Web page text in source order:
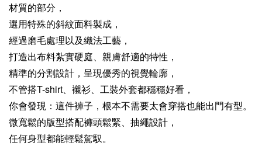
材質的部分，
選用特殊的斜紋面料製成，
經過磨毛處理以及織法工藝，
打造出布料紮實硬庭、親膚舒適的特性，
精準的分割設計，呈現優秀的視覺輪廓，
不管搭T-shirt、襯衫、工裝外套都穩穩好看，
你會發現：這件褲子，根本不需要太會穿搭也能出門有型。
微寬鬆的版型搭配褲頭鬆緊、抽繩設計，
任何身型都能輕鬆駕馭。